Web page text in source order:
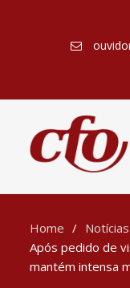
Home
Notícias
Após pedido de
mantém intensa